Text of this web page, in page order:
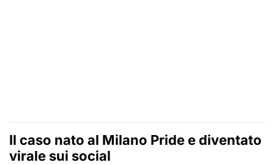
Il caso nato al Milano Pride e diventato
virale sui social